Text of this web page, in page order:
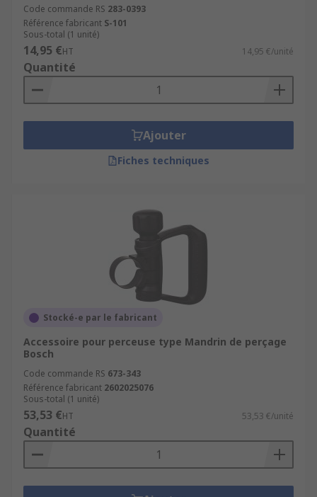
Code commande RS 283-0393
Référence fabricant S-101
Sous-total (1 unité)
14,95 €HT 14,95 €/unité
Quantité
Ajouter
Fiches techniques
Stocké-e par le fabricant
Accessoire pour perceuse type Mandrin de perçage
Bosch
Code commande RS 673-343
Référence fabricant 2602025076
Sous-total (1 unité)
53,53 €HT 53,53 €/unité
Quantité